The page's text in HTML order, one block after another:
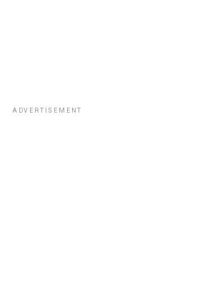
ADVERTISEMENT